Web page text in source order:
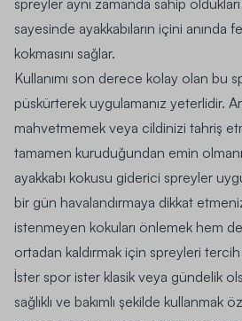
sayesinde ayakkabıların içini anında
kokmasını sağlar.
Kullanımı son derece kolay olan bu
püskürterek uygulamanız yeterlidir.
mahvetmemek veya cildinizi tahriş
tamamen kuruduğundan emin
ayakkabı kokusu giderici spreyler
bir gün havalandırmaya dikkat
istenmeyen kokuları önlemek hem
ortadan kaldırmak için spreyleri
İster spor ister klasik veya gündelik
sağlıklı ve bakımlı şekilde kullanmak